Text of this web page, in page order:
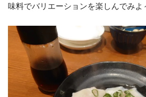
味料でバリエーションを楽しんでみよ